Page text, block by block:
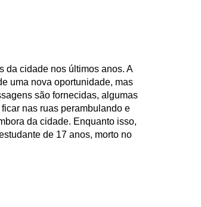
da cidade nos últimos anos. A
uma nova oportunidade, mas
são fornecidas, algumas
nas ruas perambulando e
da cidade. Enquanto isso,
de 17 anos, morto no